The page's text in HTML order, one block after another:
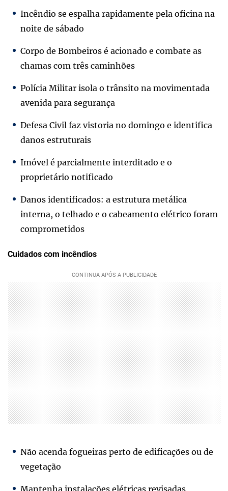
Incêndio se espalha rapidamente pela oficina na
noite de sábado
Corpo de Bombeiros é acionado e combate as
chamas com três caminhões
Polícia Militar isola o trânsito na movimentada
avenida para segurança
Defesa Civil faz vistoria no domingo e identifica
danos estruturais
Imóvel é parcialmente interditado e o
proprietário notificado
Danos identificados: a estrutura metálica
interna, o telhado e o cabeamento elétrico foram
comprometidos
Cuidados com incêndios
Não acenda fogueiras perto de edificações ou de
vegetação
Mantenha instalações elétricas revisadas